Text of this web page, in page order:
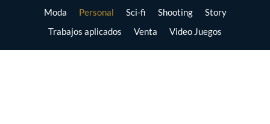
Moda
Personal Sci-fi Shooting
Story
Trabajos aplicados
Venta Video Juegos